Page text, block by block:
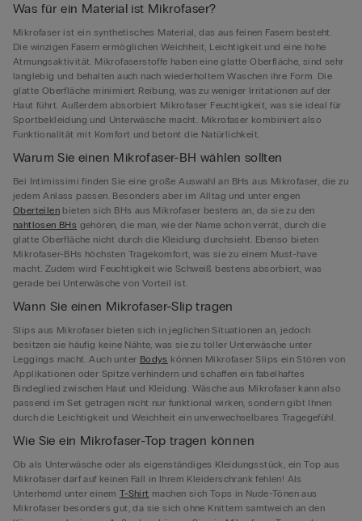
Was für ein Material ist Mikrofaser?
Mikrofaser ist ein synthetisches Material, das aus feinen Fasern besteht.
Die winzigen Fasern ermöglichen Weichheit, Leichtigkeit und eine hohe
Atmungsaktivität. Mikrofaserstoffe haben eine glatte Oberfläche, sind sehr
langlebig und behalten auch nach wiederholtem Waschen ihre Form. Die
glatte Oberfläche minimiert Reibung, was zu weniger Irritationen auf der
Haut führt. Außerdem absorbiert Mikrofaser Feuchtigkeit, was sie ideal für
Sportbekleidung und Unterwäsche macht. Mikrofaser kombiniert also
Funktionalität mit Komfort und betont die Natürlichkeit.
Warum Sie einen Mikrofaser-BH wählen sollten
Bei Intimissimi finden Sie eine große Auswahl an BHs aus Mikrofaser, die zu
jedem Anlass passen. Besonders aber im Alltag und unter engen
Oberteilen bieten sich BHs aus Mikrofaser bestens an, da sie zu den
nahtlosen BHs gehören, die man, wie der Name schon verrät, durch die
glatte Oberfläche nicht durch die Kleidung durchsieht. Ebenso bieten
Mikrofaser-BHs höchsten Tragekomfort, was sie zu einem Must-have
macht. Zudem wird Feuchtigkeit wie Schweiß bestens absorbiert, was
gerade bei Unterwäsche von Vorteil ist.
Wann Sie einen Mikrofaser-Slip tragen
Slips aus Mikrofaser bieten sich in jeglichen Situationen an, jedoch
besitzen sie häufig keine Nähte, was sie zu toller Unterwäsche unter
Leggings macht. Auch unter Bodys können Mikrofaser Slips ein Stören von
Applikationen oder Spitze verhindern und schaffen ein fabelhaftes
Bindeglied zwischen Haut und Kleidung. Wäsche aus Mikrofaser kann also
passend im Set getragen nicht nur funktional wirken, sondern gibt Ihnen
durch die Leichtigkeit und Weichheit ein unverwechselbares Tragegefühl.
Wie Sie ein Mikrofaser-Top tragen können
Ob als Unterwäsche oder als eigenständiges Kleidungsstück, ein Top aus
Mikrofaser darf auf keinen Fall in Ihrem Kleiderschrank fehlen! Als
Unterhemd unter einem T-Shirt machen sich Tops in Nude-Tönen aus
Mikrofaser besonders gut, da sie sich ohne Knittern samtweich an den